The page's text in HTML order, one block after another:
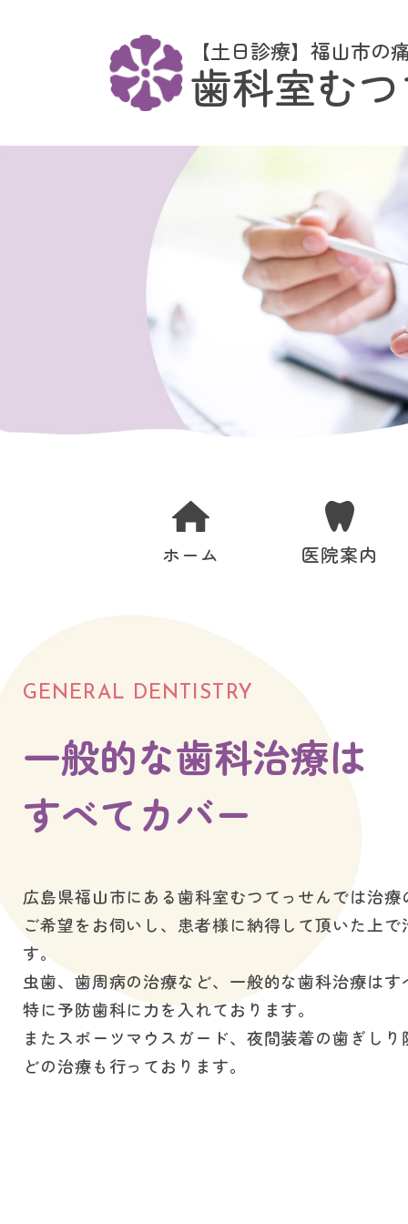
【土日診療】福山市の
歯科室む
ホーム 医院案内
GENERAL DENTISTRY
一般的な歯科治療は
すべてカバー
広島県福山市にある歯科室むつてっせんでは治
ご希望をお伺いし、患者様に納得して頂いた上
す。
虫歯、歯周病の治療など、一般的な歯科治療は
特に予防歯科に力を入れております。
またスポーツマウスガード、夜間装着の歯ぎし
どの治療も行っております。